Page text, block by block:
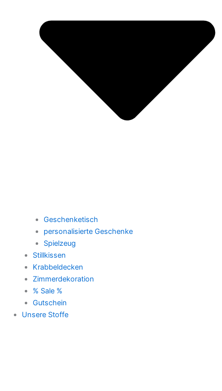
Geschenketisch
personalisierte Geschenke
Spielzeug
Stillkissen
Krabbeldecken
Zimmerdekoration
% Sale %
Gutschein
Unsere Stoffe